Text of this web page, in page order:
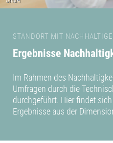
STANDORT MIT
Ergebnisse
Im Rahmen des
Umfragen durch die
durchgeführt. Hier findet
Ergebnisse aus der